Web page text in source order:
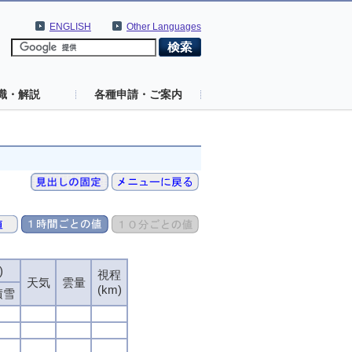
Other Languages
ENGLISH
・解説 各種申請・ご案内
天気
雲量
視程
(km)
雪